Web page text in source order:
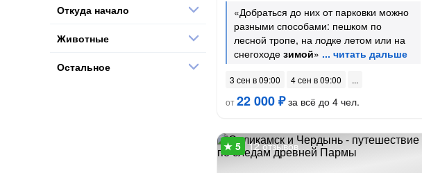
«Добраться до них от парковки можно
разными способами: пешком по
лесной тропе, на лодке летом или на
снегоходе зимой»
3 сен в 09:00
4 сен в 09:00
от22 000 ₽за всё до 4 чел.
12 отзывов
Откуда начало
Животные
Остальное